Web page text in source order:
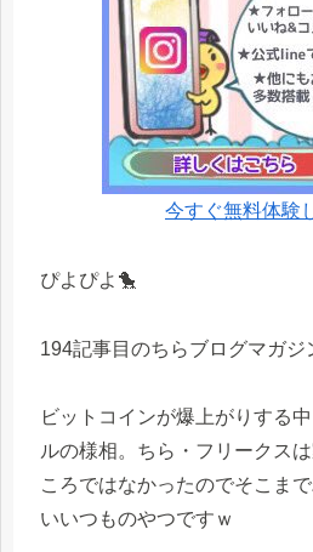
今すぐ無料体験
ぴよぴよ🐤
194記事目のちらブログマガジ
ビットコインが爆上がりする
ルの様相。ちら・フリークス
ころではなかったのでそこま
いいつものやつですｗ